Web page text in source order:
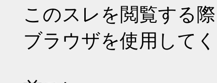
このスレを閲覧する
ブラウザを使用して